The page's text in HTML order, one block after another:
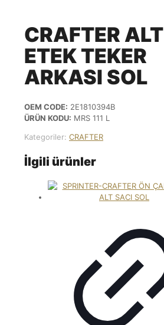
CRAFTER ALT
ETEK TEKER
ARKASI SOL
OEM CODE: 2E1810394B
ÜRÜN KODU: MRS 111 L
Kategoriler: CRAFTER
İlgili ürünler